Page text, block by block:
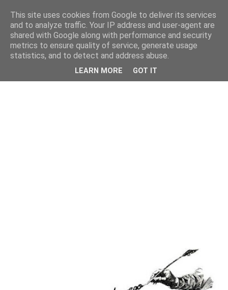
This site uses cookies from Google to deliver its services
and to analyze traffic. Your IP address and user-agent are
shared with Google along with performance and security
metrics to ensure quality of service, generate usage
statistics, and to detect and address abuse.
LEARN MORE GOT IT